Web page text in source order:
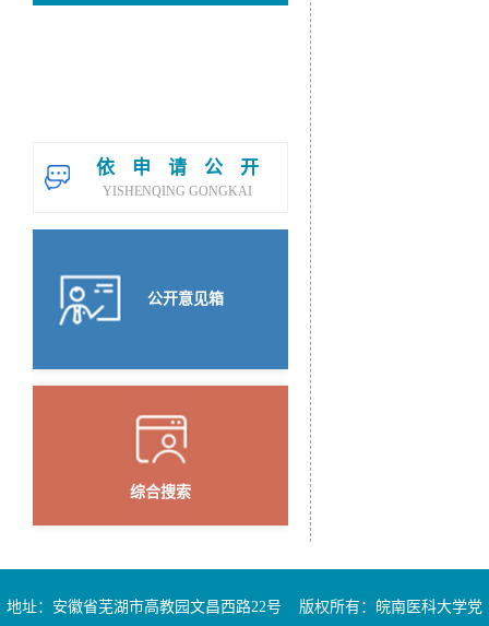
依申请公开
YISHENQING GONGKAI
公开意见箱
综合搜索
地址：安徽省芜湖市高教园文昌西路22号 版权所有：皖南医科大学党